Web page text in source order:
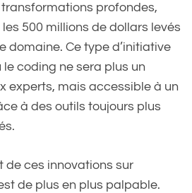
profondes,
500 millions de dollars levés
domaine. Ce type d’initiative
coding ne sera plus un
experts, mais accessible à un
à des outils toujours plus
de ces innovations sur
de plus en plus palpable.